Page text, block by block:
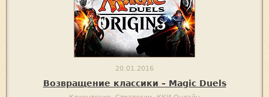
20.01.2016
Возвращение классики – Magic Duels